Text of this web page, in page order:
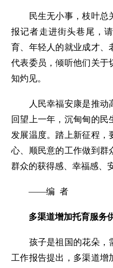
民生无小事，枝叶总
报记者走进街头巷尾，
育、年轻人的就业成才、
代表委员，倾听他们关于
知灼见。
人民幸福安康是推动高
回望上一年，沉甸甸的民
发展温度。踏上新征程，
心、顺民意的工作做到群
群众的获得感、幸福感、
――编 者
多渠道增加托育服务
孩子是祖国的花朵，
工作报告提出，多渠道增